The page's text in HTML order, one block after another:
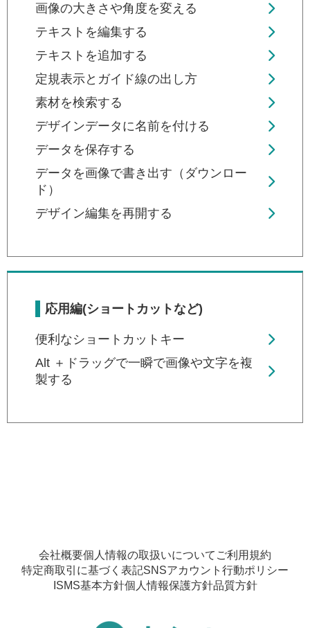
画像の大きさや角度を変える
テキストを編集する
テキストを追加する
定規表示とガイド線の出し方
素材を検索する
デザインデータに名前を付ける
データを保存する
データを画像で書き出す（ダウンロー
ド）
デザイン編集を再開する
応用編(ショートカットなど)
便利なショートカットキー
Alt ＋ドラッグで一瞬で画像や文字を複
製する
会社概要個人情報の取扱いについて ご利用規約
特定商取引に基づく表記SNSアカウント行動ポリシー
ISMS基本方針個人情報保護方針品質方針